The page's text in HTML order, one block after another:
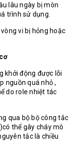
lâu ngày bị mòn
trình sử dụng.
vi bị hỏng hoặc
khởi động được lỗi
nguồn quá nhỏ ,
do role nhiệt tác
qua bộ bộ công tắc
thể gây cháy mô
tắc là chiều